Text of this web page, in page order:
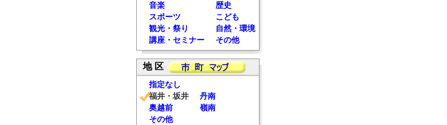
音楽
歴史
スポーツ
こども
観光・祭り
自然・環境
講座・セミナー
その他
地 区
指定なし
福井・坂井
丹南
奥越前
嶺南
その他